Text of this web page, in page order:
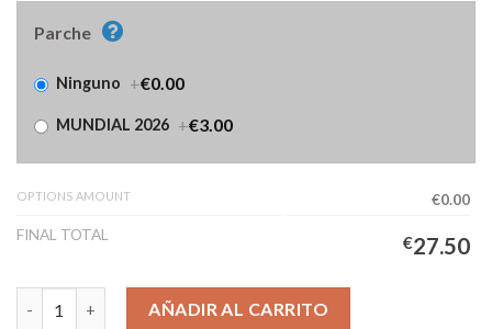
Parche
Ninguno +€0.00
MUNDIAL 2026 +€3.00
OPTIONS AMOUNT
€0.00
FINAL TOTAL
€27.50
Camiseta Alemania Portero Primera Equipación Niños 2026/
AÑADIR AL CARRITO